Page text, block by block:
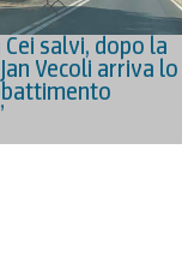
Cei salvi, dopo la
Vecoli arriva lo